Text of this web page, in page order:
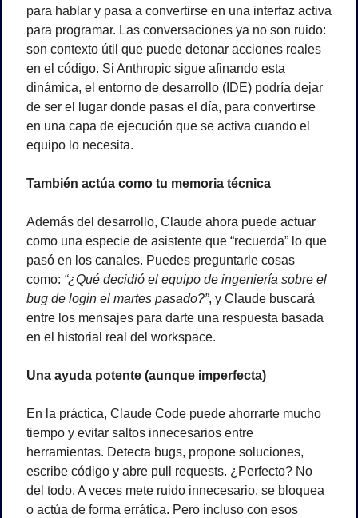
para hablar y pasa a convertirse en una interfaz activa
para programar. Las conversaciones ya no son ruido:
son contexto útil que puede detonar acciones reales
en el código. Si Anthropic sigue afinando esta
dinámica, el entorno de desarrollo (IDE) podría dejar
de ser el lugar donde pasas el día, para convertirse
en una capa de ejecución que se activa cuando el
equipo lo necesita.
También actúa como tu memoria técnica
Además del desarrollo, Claude ahora puede actuar
como una especie de asistente que “recuerda” lo que
pasó en los canales. Puedes preguntarle cosas
como: “¿Qué decidió el equipo de ingeniería sobre el
bug de login el martes pasado?”, y Claude buscará
entre los mensajes para darte una respuesta basada
en el historial real del workspace.
Una ayuda potente (aunque imperfecta)
En la práctica, Claude Code puede ahorrarte mucho
tiempo y evitar saltos innecesarios entre
herramientas. Detecta bugs, propone soluciones,
escribe código y abre pull requests. ¿Perfecto? No
del todo. A veces mete ruido innecesario, se bloquea
o actúa de forma errática. Pero incluso con esos